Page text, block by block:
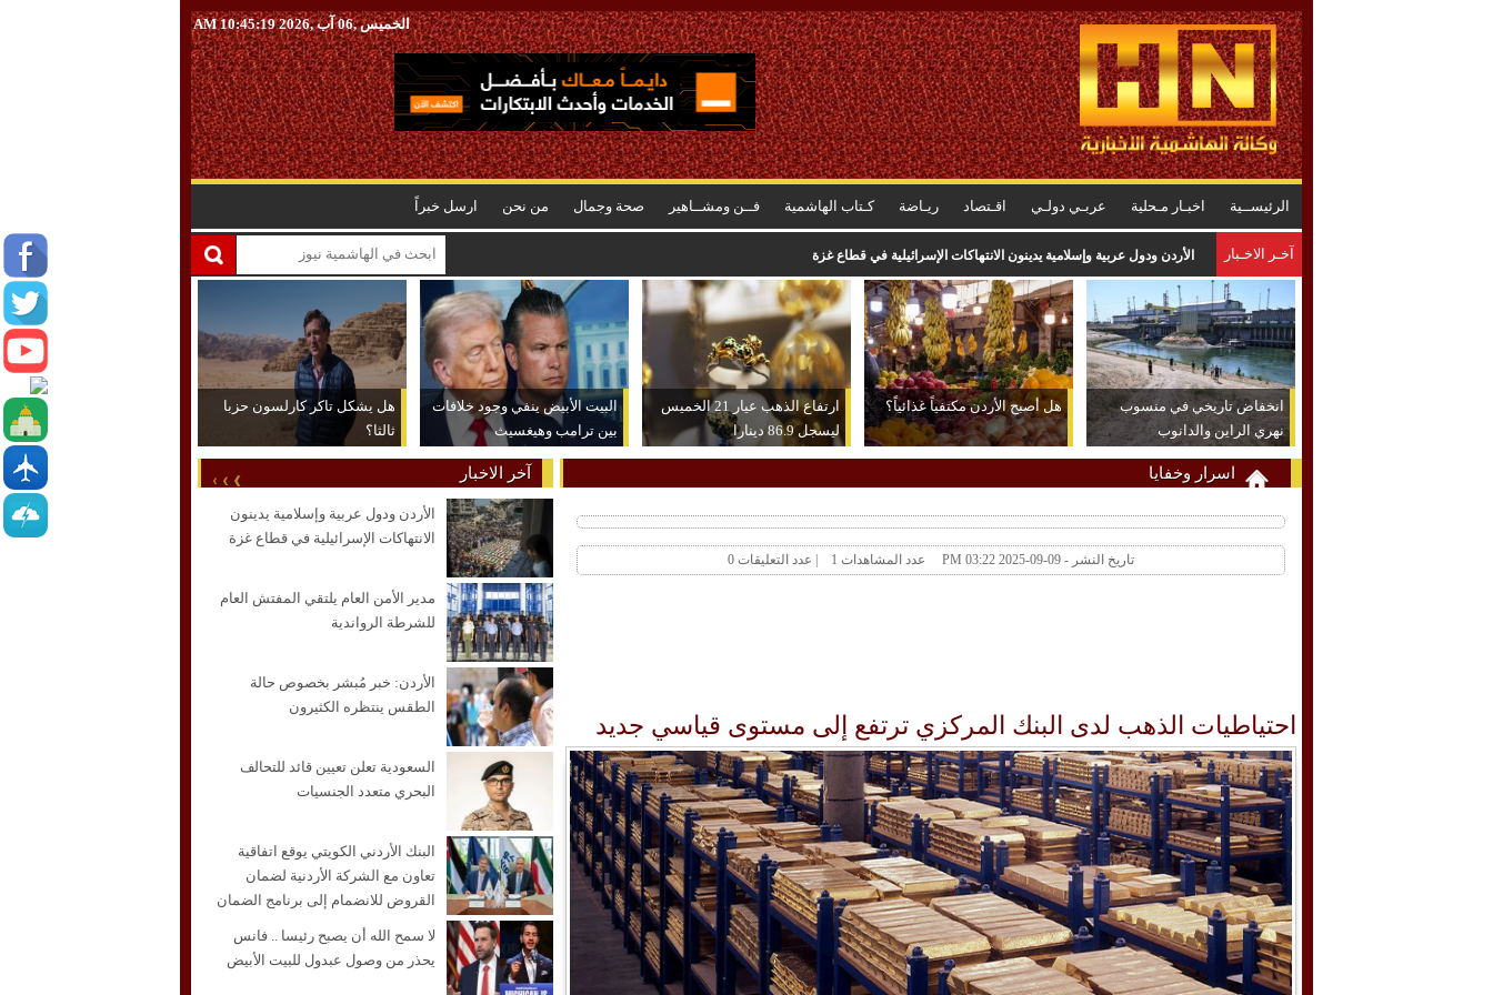
الخميس ,06 آب ,2026 10:45:20 AM
الرئيســية اخبـار مـحلية عربـي دولـي اقـتصاد ريـاضة كـتاب الهاشمية فــن ومشــاهير صحة وجمال من نحن ارسل خبراً
آخـر الاخـبار الأردن ودول عربية وإسلامية يدينون الانتهاكات الإسرائيلية في قطاع غزة
انخفاض تاريخي في منسوب
نهري الراين والدانوب
هل أصبح الأردن مكتفياً غذائياً؟
ارتفاع الذهب عيار 21 الخميس
ليسجل 86.9 دينارا
البيت الأبيض ينفي وجود خلافات
بين ترامب وهيغسيث
هل يشكل تاكر كارلسون حزبا
ثالثا؟
اسرار وخفايا
تاريخ النشر - 09-09-2025 03:22 PM عدد المشاهدات 1 | عدد التعليقات 0
احتياطيات الذهب لدى البنك المركزي ترتفع إلى مستوى قياسي جديد
آخر الاخبار
الأردن ودول عربية وإسلامية يدينون
الانتهاكات الإسرائيلية في قطاع غزة
مدير الأمن العام يلتقي المفتش العام
للشرطة الرواندية
الأردن: خبر مُبشر بخصوص حالة
الطقس ينتظره الكثيرون
السعودية تعلن تعيين قائد للتحالف
البحري متعدد الجنسيات
البنك الأردني الكويتي يوقع اتفاقية
تعاون مع الشركة الأردنية لضمان
القروض للانضمام إلى برنامج الضمان
من أجل التوظيف
لا سمح الله أن يصبح رئيسا .. فانس
يحذر من وصول عبدول للبيت الأبيض